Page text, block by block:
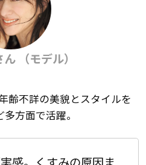
（モデル）
齢不詳の美貌とスタイルを
方面で活躍。